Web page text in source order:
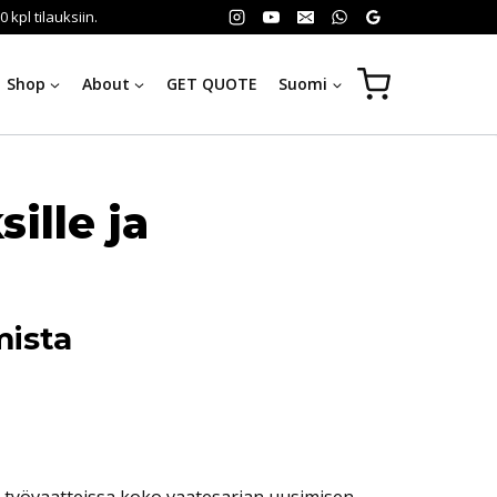
kpl tilauksiin.
Shop About GET QUOTE Suomi
ja